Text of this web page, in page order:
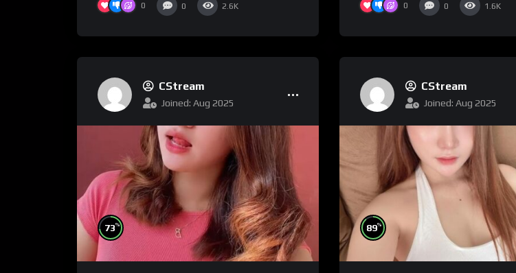
0 0 2.6K 0 0 1.6K
CStream
Joined: Aug 2025
73%
CStream
Joined: Aug 2025
89%